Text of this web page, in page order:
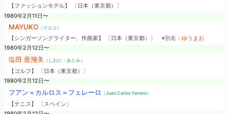
【ファッションモデル】 〔日本（東京都）〕
1980年2月11日〜
MAYUKO（マユコ）
【シンガーソングライター、作曲家】 〔日本（東京都）〕 ※別名： ゆうまお
1980年2月12日〜
塩田 亜飛美（しおた・あとみ）
【ゴルフ】 〔日本（東京都）〕
1980年2月12日〜
フアン＝カルロス＝フェレーロ （Juan Carlos Ferrero）
【テニス】 〔スペイン〕